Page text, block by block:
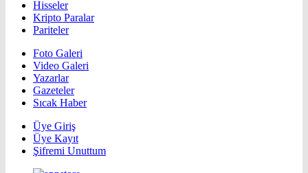
Hisseler
Kripto Paralar
Pariteler
Foto Galeri
Video Galeri
Yazarlar
Gazeteler
Sıcak Haber
Üye Giriş
Üye Kayıt
Şifremi Unuttum